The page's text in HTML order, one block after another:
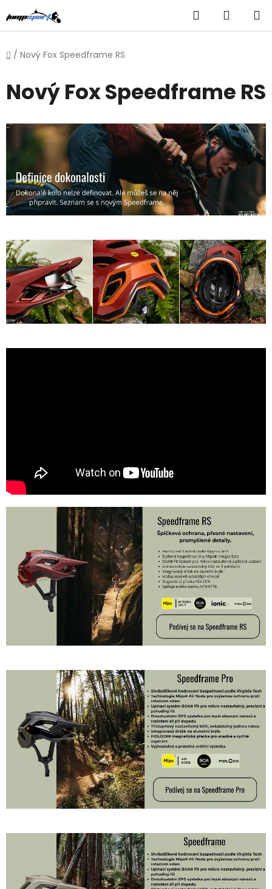
na
obsah
Hledat
KOŠÍK
Domů
/ Nový Fox Speedframe RS
Nový Fox Speedframe RS